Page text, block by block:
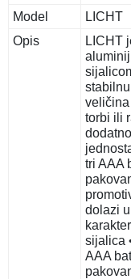
Model
LICHT
Opis
LICHT
torbi ili
tri AAA
dolazi
sijalica
AAA